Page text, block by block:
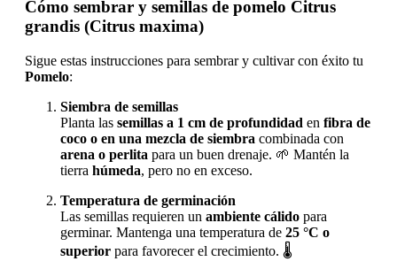
Cómo sembrar y semillas de pomelo Citrus
grandis (Citrus maxima)
Sigue estas instrucciones para sembrar y cultivar con éxito tu
Pomelo:
Siembra de semillas
Planta las semillas a 1 cm de profundidad en fibra de
coco o en una mezcla de siembra combinada con
arena o perlita para un buen drenaje. 🌱 Mantén la
tierra húmeda, pero no en exceso.
Temperatura de germinación
Las semillas requieren un ambiente cálido para
germinar. Mantenga una temperatura de 25 °C o
superior para favorecer el crecimiento. 🌡️